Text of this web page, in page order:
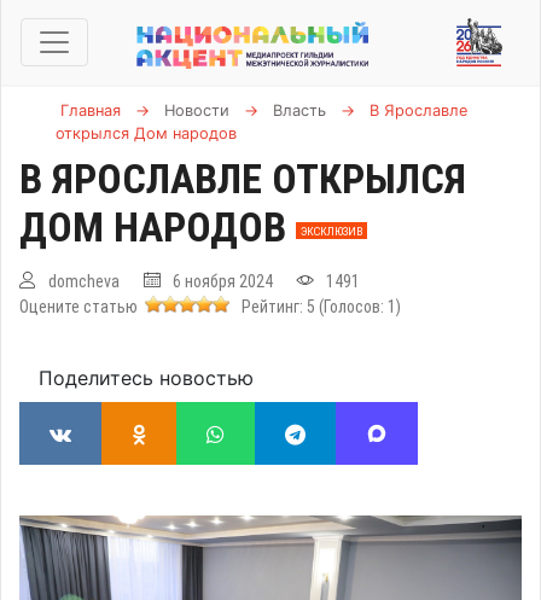
Главная → Новости → Власть →
В Ярославле
открылся Дом народов
В ЯРОСЛАВЛЕ ОТКРЫЛСЯ
ДОМ НАРОДОВ
ЭКСКЛЮЗИВ
domcheva 6 ноября 2024
1491
Оцените статью
Рейтинг: 5 (Голосов: 1 )
Поделитесь новостью